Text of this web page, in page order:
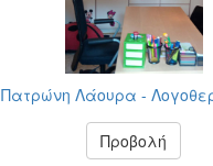
Πατρώνη Λάουρα -
Προβολή